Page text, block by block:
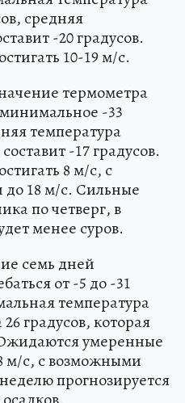
средняя
-20 градусов.
10-19 м/с.
термометра
минимальное -33
температура
-17 градусов.
8 м/с, с
18 м/с. Сильные
по четверг, в
менее суров.
семь дней
от -5 до -31
температура
градусов, которая
Ожидаются умеренные
м/с, с возможными
прогнозируется